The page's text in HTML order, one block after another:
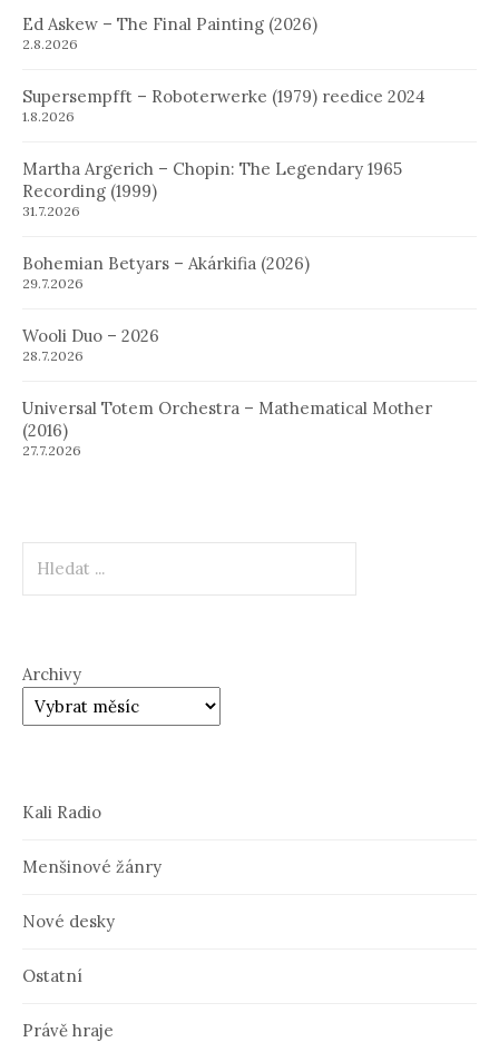
Ed Askew – The Final Painting (2026)
2.8.2026
Supersempfft – Roboterwerke (1979) reedice 2024
1.8.2026
Martha Argerich – Chopin: The Legendary 1965
Recording (1999)
31.7.2026
Bohemian Betyars – Akárkifia (2026)
29.7.2026
Wooli Duo – 2026
28.7.2026
Universal Totem Orchestra – Mathematical Mother
(2016)
27.7.2026
Archivy
Kali Radio
Menšinové žánry
Nové desky
Ostatní
Právě hraje